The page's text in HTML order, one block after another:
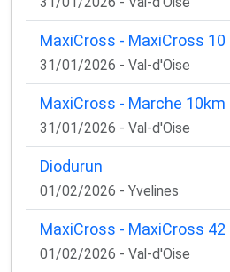
MaxiCross - MaxiCross 10
31/01/2026 - Val-d'Oise
MaxiCross - Marche 10km
31/01/2026 - Val-d'Oise
Diodurun
01/02/2026 - Yvelines
MaxiCross - MaxiCross 42
01/02/2026 - Val-d'Oise